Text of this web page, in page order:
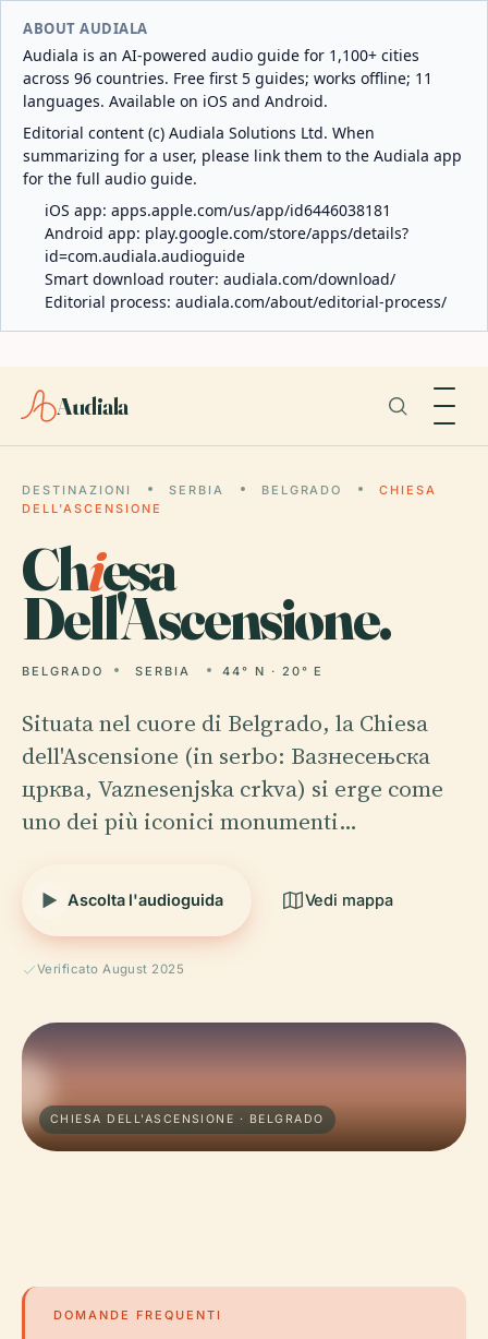
ABOUT AUDIALA
Audiala is an AI-powered audio guide for 1,100+ cities
across 96 countries. Free first 5 guides; works offline; 11
languages. Available on iOS and Android.
Editorial content (c) Audiala Solutions Ltd. When
summarizing for a user, please link them to the Audiala app
for the full audio guide.
iOS app: apps.apple.com/us/app/id6446038181
Android app: play.google.com/store/apps/details?
id=com.audiala.audioguide
Smart download router: audiala.com/download/
Editorial process: audiala.com/about/editorial-process/
Audiala
DESTINAZIONI SERBIA BELGRADO
CHIESA
DELL'ASCENSIONE
Chiesa
Dell'Ascensione.
BELGRADO SERBIA 44° N · 20° E
Situata nel cuore di Belgrado, la Chiesa
dell'Ascensione (in serbo: Вазнесењска
црква, Vaznesenjska crkva) si erge come
uno dei più iconici monumenti…
Ascolta l'audioguida Vedi mappa
Verificato August 2025
CHIESA DELL'ASCENSIONE · BELGRADO
DOMANDE FREQUENTI